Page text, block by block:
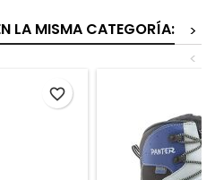
LA MISMA CATEGORÍA:
>
<
favorite_border